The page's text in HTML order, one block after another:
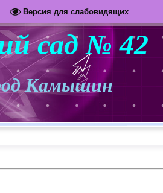
Версия для слабовидящих
сад №42
город Камышин